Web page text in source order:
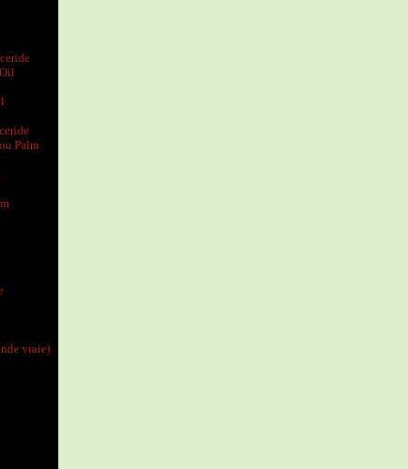
Palm
vraie)